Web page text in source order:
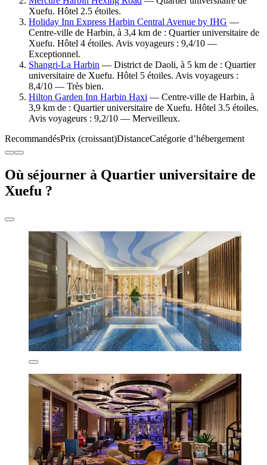
Xuefu. Hôtel 2.5 étoiles.
Holiday Inn Express Harbin Central Avenue by IHG —
Centre-ville de Harbin, à 3,4 km de : Quartier universitaire de
Xuefu. Hôtel 4 étoiles. Avis voyageurs : 9,4/10 —
Exceptionnel.
Shangri-La Harbin — District de Daoli, à 5 km de : Quartier
universitaire de Xuefu. Hôtel 5 étoiles. Avis voyageurs :
8,4/10 — Très bien.
Hilton Garden Inn Harbin Haxi — Centre-ville de Harbin, à
3,9 km de : Quartier universitaire de Xuefu. Hôtel 3.5 étoiles.
Avis voyageurs : 9,2/10 — Merveilleux.
RecommandésPrix (croissant)DistanceCatégorie d’hébergement
Où séjourner à Quartier universitaire de
Xuefu ?